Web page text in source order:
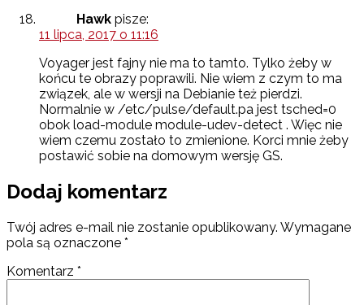
Hawk pisze:
11 lipca, 2017 o 11:16
Voyager jest fajny nie ma to tamto. Tylko żeby w
końcu te obrazy poprawili. Nie wiem z czym to ma
związek, ale w wersji na Debianie też pierdzi.
Normalnie w /etc/pulse/default.pa jest tsched=0
obok load-module module-udev-detect . Więc nie
wiem czemu zostało to zmienione. Korci mnie żeby
postawić sobie na domowym wersję GS.
Dodaj komentarz
Twój adres e-mail nie zostanie opublikowany. Wymagane
pola są oznaczone *
Komentarz *